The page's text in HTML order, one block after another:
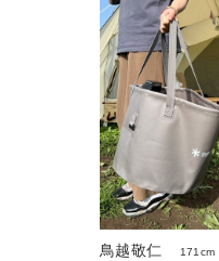
鳥越敬仁 171cm